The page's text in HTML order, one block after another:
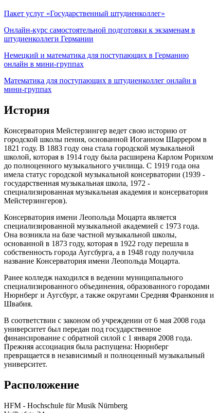
Пакет услуг «Государственный штудиенколлег»
Онлайн-курс самостоятельной подготовки к экзаменам в
штудиенколлеги Германии
Немецкий и математика для поступающих в Германию
онлайн в мини-группах
Математика для поступающих в штудиенколлег онлайн в
мини-группах
История
Консерватория Мейстерзингер ведет свою историю от
городской школы пения, основанной Иоганном Шаррером в
1821 году. В 1883 году она стала городской музыкальной
школой, которая в 1914 году была расширена Карлом Рорихом
до полноценного музыкального училища. С 1919 года она
имела статус городской музыкальной консерватории (1939 -
государственная музыкальная школа, 1972 -
специализированная музыкальная академия и консерватория
Мейстерзингеров).
Консерватория имени Леопольда Моцарта является
специализированной музыкальной академией с 1973 года.
Она возникла на базе частной музыкальной школы,
основанной в 1873 году, которая в 1922 году перешла в
собственность города Аугсбурга, а в 1948 году получила
название Консерватория имени Леопольда Моцарта.
Ранее колледж находился в ведении муниципального
специализированного объединения, образованного городами
Нюрнберг и Аугсбург, а также округами Средняя Франкония и
Швабия.
В соответствии с законом об учреждении от 6 мая 2008 года
университет был передан под государственное
финансирование с обратной силой с 1 января 2008 года.
Прежняя ассоциация была распущена: Нюрнберг
превращается в независимый и полноценный музыкальный
университет.
Расположение
HFM - Hochschule für Musik Nürnberg